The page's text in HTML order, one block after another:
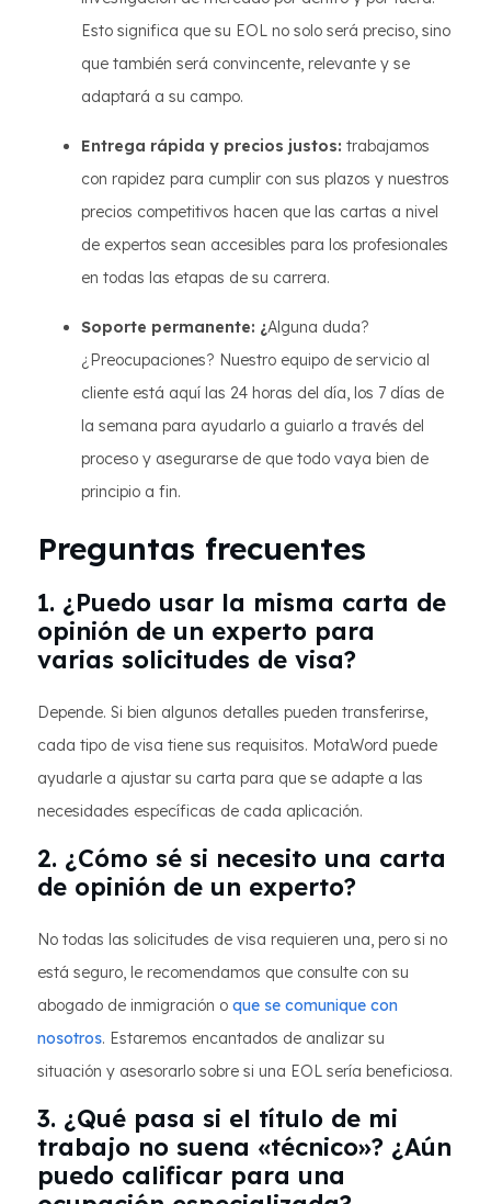
Esto significa que su EOL no solo será preciso, sino
que también será convincente, relevante y se
adaptará a su campo.
Entrega rápida y precios justos: trabajamos
con rapidez para cumplir con sus plazos y nuestros
precios competitivos hacen que las cartas a nivel
de expertos sean accesibles para los profesionales
en todas las etapas de su carrera.
Soporte permanente: ¿Alguna duda?
¿Preocupaciones? Nuestro equipo de servicio al
cliente está aquí las 24 horas del día, los 7 días de
la semana para ayudarlo a guiarlo a través del
proceso y asegurarse de que todo vaya bien de
principio a fin.
Preguntas frecuentes
1. ¿Puedo usar la misma carta de
opinión de un experto para
varias solicitudes de visa?
Depende. Si bien algunos detalles pueden transferirse,
cada tipo de visa tiene sus requisitos. MotaWord puede
ayudarle a ajustar su carta para que se adapte a las
necesidades específicas de cada aplicación.
2. ¿Cómo sé si necesito una carta
de opinión de un experto?
No todas las solicitudes de visa requieren una, pero si no
está seguro, le recomendamos que consulte con su
abogado de inmigración o que se comunique con
nosotros. Estaremos encantados de analizar su
situación y asesorarlo sobre si una EOL sería beneficiosa.
3. ¿Qué pasa si el título de mi
trabajo no suena «técnico»? ¿Aún
puedo calificar para una